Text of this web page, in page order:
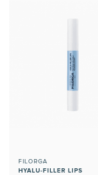
FILORGA
HYALU-FILLER LIPS